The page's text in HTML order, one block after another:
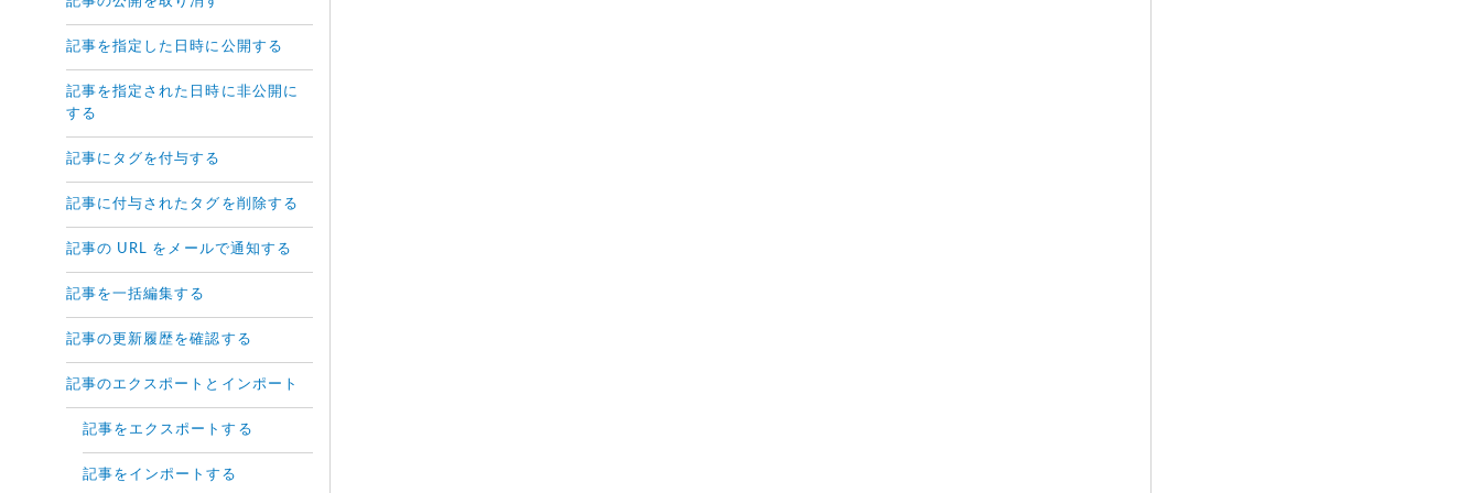
記事を指定した日時に公開する
記事を指定された日時に非公開に
する
記事にタグを付与する
記事に付与されたタグを削除する
記事の URL をメールで通知する
記事を一括編集する
記事の更新履歴を確認する
記事のエクスポートとインポート
記事をエクスポートする
記事をインポートする